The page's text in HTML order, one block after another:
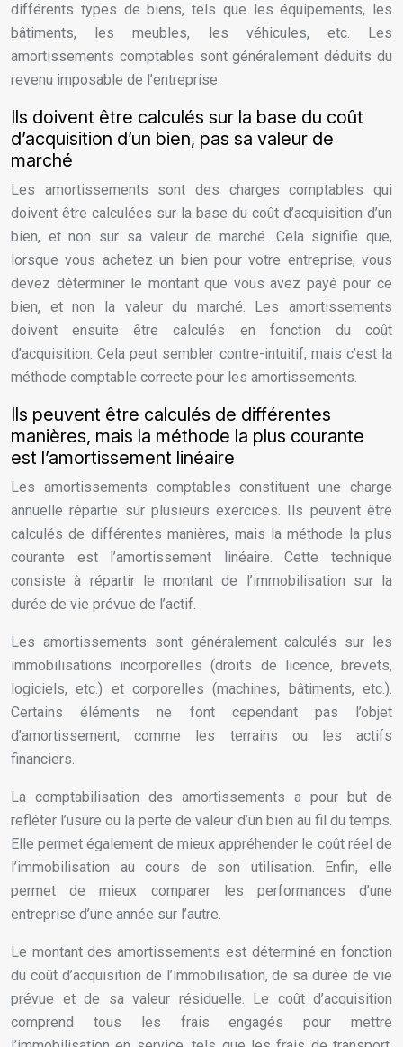
différents types de biens, tels que les équipements, les
bâtiments, les meubles, les véhicules, etc. Les
amortissements comptables sont généralement déduits du
revenu imposable de l’entreprise.
Ils doivent être calculés sur la base du coût
d’acquisition d’un bien, pas sa valeur de
marché
Les amortissements sont des charges comptables qui
doivent être calculées sur la base du coût d’acquisition d’un
bien, et non sur sa valeur de marché. Cela signifie que,
lorsque vous achetez un bien pour votre entreprise, vous
devez déterminer le montant que vous avez payé pour ce
bien, et non la valeur du marché. Les amortissements
doivent ensuite être calculés en fonction du coût
d’acquisition. Cela peut sembler contre-intuitif, mais c’est la
méthode comptable correcte pour les amortissements.
Ils peuvent être calculés de différentes
manières, mais la méthode la plus courante
est l’amortissement linéaire
Les amortissements comptables constituent une charge
annuelle répartie sur plusieurs exercices. Ils peuvent être
calculés de différentes manières, mais la méthode la plus
courante est l’amortissement linéaire. Cette technique
consiste à répartir le montant de l’immobilisation sur la
durée de vie prévue de l’actif.
Les amortissements sont généralement calculés sur les
immobilisations incorporelles (droits de licence, brevets,
logiciels, etc.) et corporelles (machines, bâtiments, etc.).
Certains éléments ne font cependant pas l’objet
d’amortissement, comme les terrains ou les actifs
financiers.
La comptabilisation des amortissements a pour but de
refléter l’usure ou la perte de valeur d’un bien au fil du temps.
Elle permet également de mieux appréhender le coût réel de
l’immobilisation au cours de son utilisation. Enfin, elle
permet de mieux comparer les performances d’une
entreprise d’une année sur l’autre.
Le montant des amortissements est déterminé en fonction
du coût d’acquisition de l’immobilisation, de sa durée de vie
prévue et de sa valeur résiduelle. Le coût d’acquisition
comprend tous les frais engagés pour mettre